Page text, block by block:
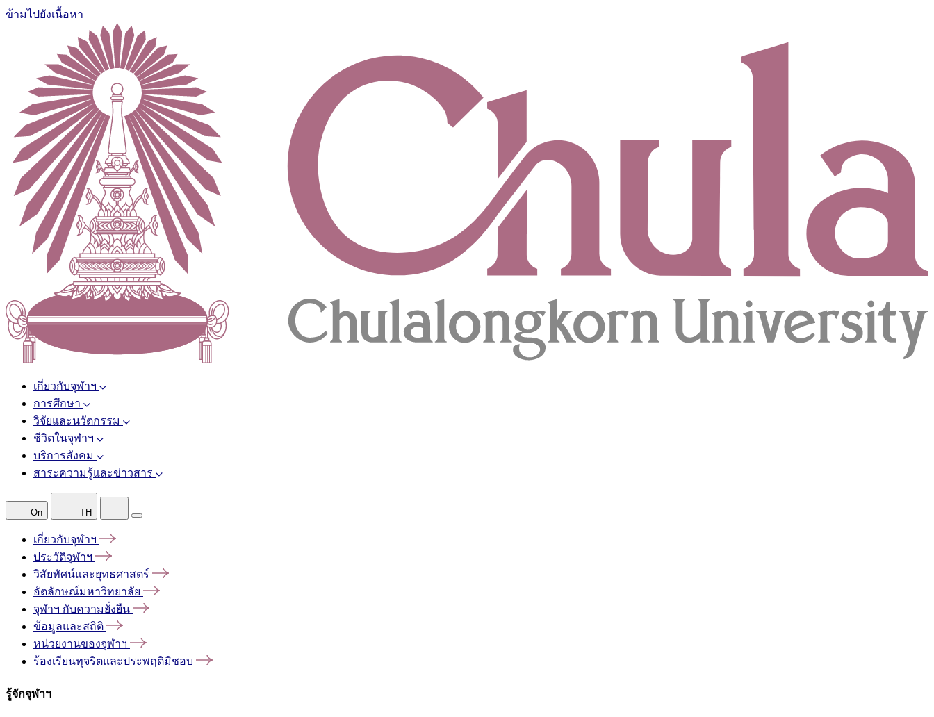
ข้ามไปยังเนื้อหา
เกี่ยวกับจุฬาฯ
การศึกษา
วิจัยและนวัตกรรม
ชีวิตในจุฬาฯ
บริการสังคม
สาระความรู้และข่าวสาร
On TH
เกี่ยวกับจุฬาฯ
ประวัติจุฬาฯ
วิสัยทัศน์และยุทธศาสตร์
อัตลักษณ์มหาวิทยาลัย
จุฬาฯ กับความยั่งยืน
ข้อมูลและสถิติ
หน่วยงานของจุฬาฯ
ร้องเรียนทุจริตและประพฤติมิชอบ
รู้จักจุฬาฯ